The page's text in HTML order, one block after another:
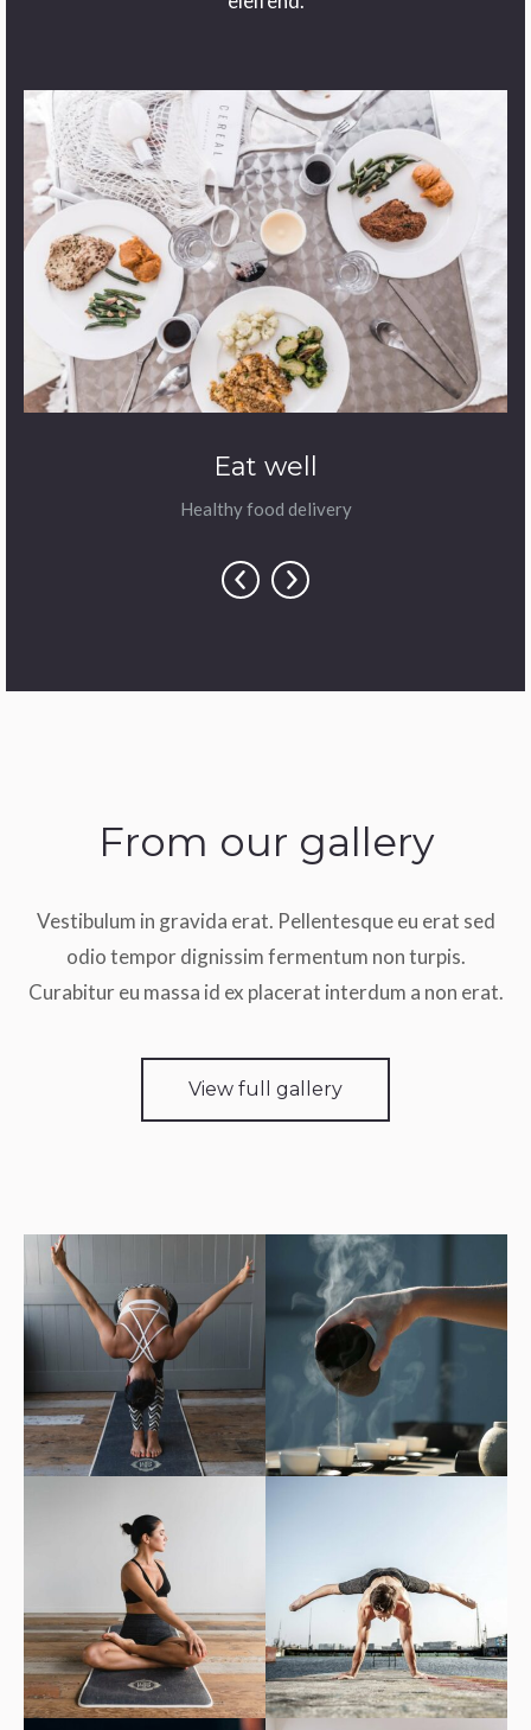
Eat well
Healthy food delivery
From our gallery
Vestibulum in gravida erat. Pellentesque eu erat sed
odio tempor dignissim fermentum non turpis.
Curabitur eu massa id ex placerat interdum a non erat.
View full gallery